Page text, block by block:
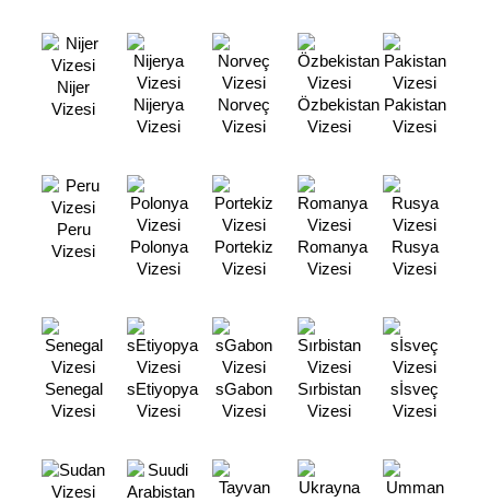
Nijer
Vizesi
Nijerya
Vizesi
Norveç
Vizesi
Özbekistan
Vizesi
Pakistan
Vizesi
Peru
Vizesi
Polonya
Vizesi
Portekiz
Vizesi
Romanya
Vizesi
Rusya
Vizesi
Senegal
Vizesi
sEtiyopya
Vizesi
sGabon
Vizesi
Sırbistan
Vizesi
sİsveç
Vizesi